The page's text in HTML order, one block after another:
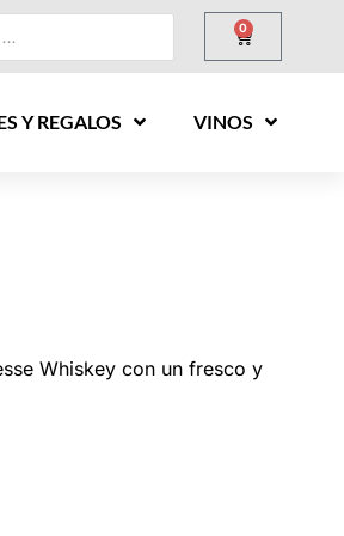
0
Y REGALOS VINOS
Whiskey con un fresco y